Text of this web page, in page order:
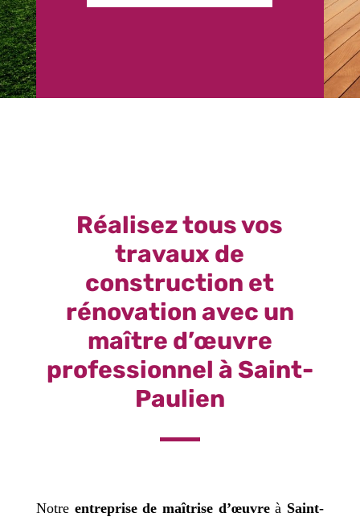
Réalisez tous vos
travaux de
construction et
rénovation avec un
maître d’œuvre
professionnel à Saint-
Paulien
Notre entreprise de maîtrise d’œuvreà Saint-